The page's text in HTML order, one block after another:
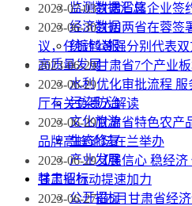
监测数据汇总
经济数据
统计公报
高质量发展
水利
污染防治
文化旅游
生态修复
产业发展
甘肃招标
公开招标
2023-07-03甘肃省属企业签
2023-06-30甘川两省在蓉签
议，任振鹤黄强分别代表双
2023-06-29甘肃省7个产业
2023-06-29优化审批流程
厅有关负责人解读
2023-06-29甘肃省特色农产
品牌高峰论坛在兰举办
2023-06-29【强信心 稳经
强工业行动提速加力
2023-06-27前5月甘肃省经